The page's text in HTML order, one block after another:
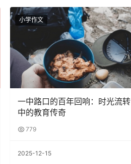
小学作文
一中路口的百年回响：时光流转
中的教育传奇
779
2025-12-15